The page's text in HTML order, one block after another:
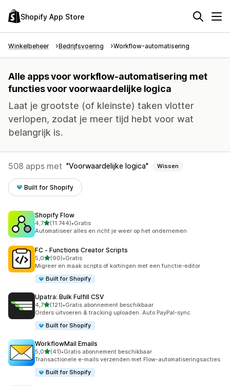
Shopify App Store
Winkelbeheer Bedrijfsvoering Workflow-automatisering
Alle apps voor workflow-automatisering met
functies voor voorwaardelijke logica
Laat je grootste (of kleinste) taken vlotter
verlopen, zodat je meer tijd hebt voor wat
belangrijk is.
508 apps met Voorwaardelijke logica Wissen
Built for Shopify
Shopify Flow
4,7van 5 sterren
(11.744)
11744 recensies in totaal
•Gratis
Automatiseer alles en richt je weer op het ondernemen
FC ‑ Functions Creator Scripts
5,0van 5 sterren
(90)
90 recensies in totaal
•Gratis
Migreer en maak scripts of kortingen met een functie-editor
Built for Shopify
Upatra: Bulk Fulfill CSV
4,7van 5 sterren
(121)
121 recensies in totaal
•Gratis abonnement beschikbaar
Orders uitvoeren & tracking uploaden. Auto PayPal-sync.
Built for Shopify
WorkflowMail Emails
5,0van 5 sterren
(41)
41 recensies in totaal
•Gratis abonnement beschikbaar
Transactionele e-mails verzenden met Flow-automatiseringsacties
Built for Shopify